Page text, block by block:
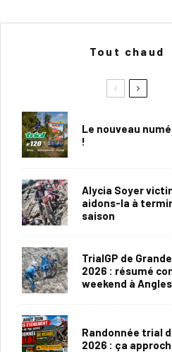
Tout chaud
Le nouveau
!
Alycia Soyer
aidons-la à
saison
TrialGP de
2026 : résumé
weekend à
Randonnée trial
2026 : ça